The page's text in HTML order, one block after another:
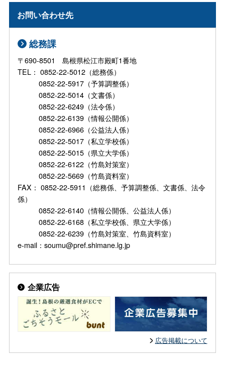
お問い合わせ先
総務課
〒690-8501 島根県松江市殿町1番地
TEL： 0852-22-5012（総務係）
0852-22-5917（予算調整係）
0852-22-5014（文書係）
0852-22-6249（法令係）
0852-22-6139（情報公開係）
0852-22-6966（公益法人係）
0852-22-5017（私立学校係）
0852-22-5015（県立大学係）
0852-22-6122（竹島対策室）
0852-22-5669（竹島資料室）
FAX： 0852-22-5911（総務係、予算調整係、文書係、法令
係）
0852-22-6140（情報公開係、公益法人係）
0852-22-6168（私立学校係、県立大学係）
0852-22-6239（竹島対策室、竹島資料室）
e-mail：soumu@pref.shimane.lg.jp
企業広告
広告掲載について